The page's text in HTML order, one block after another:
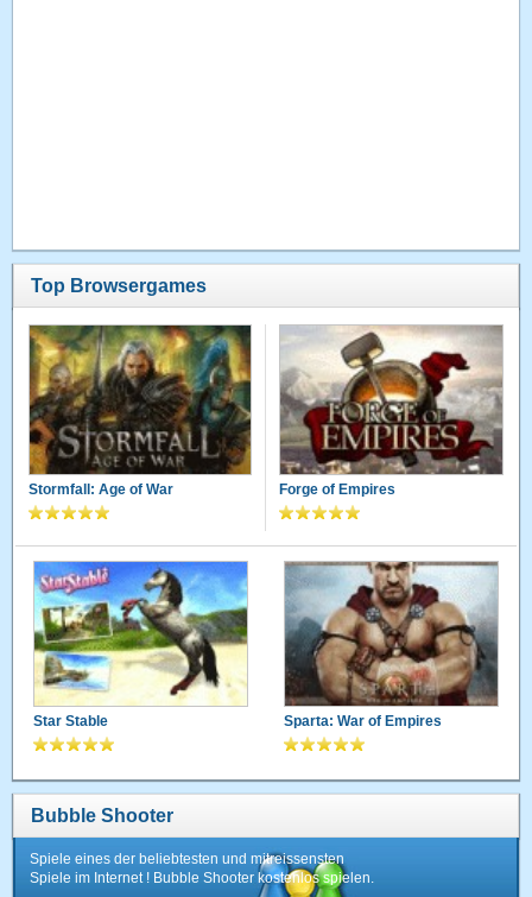
Top Browsergames
Stormfall: Age of War Forge of Empires
Star Stable Sparta: War of Empires
Bubble Shooter
Spiele eines der beliebtesten und mitreissensten
Spiele im Internet ! Bubble Shooter kostenlos spielen.